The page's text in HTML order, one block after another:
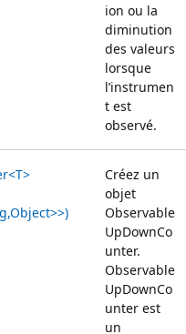
ion ou la
diminution
des valeurs
lorsque
l’instrumen
t est
observé.
Créez un
objet
Observable
UpDownCo
unter.
Observable
UpDownCo
unter est
un